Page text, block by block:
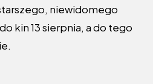
niewidomego
kin 13 sierpnia, a do tego